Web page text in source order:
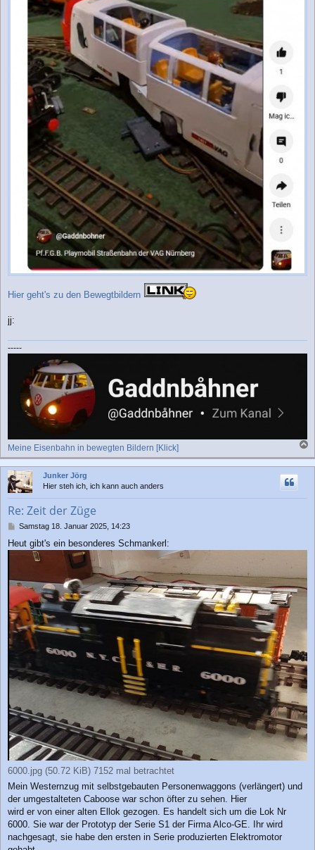
Hier geht's zu den Bewegtbildern
jj:
-----
Meine Eisenbahn in bewegten Bildern [Klick]
a
c
Junker Jörg
Hier steh ich, ich kann auch anders
Re: Zeit der Züge
B
i
a
g
Samstag 18. Januar 2025, 14:23
Heut gibt's ein besonderes Schmankerl:
6000.jpg (50.72 KiB) 7152 mal betrachtet
Mein Westernzug mit selbstgebauten Personenwaggons (verlängert) und
der umgestalteten Caboose war schon öfter zu sehen. Hier
wird er von einer alten Ellok gezogen. Es handelt sich um die Lok Nr
6000. Sie war der Prototyp der Serie S1 der Firma Alco-GE. Ihr wird
nachgesagt, sie habe den ersten in Serie produzierten Elektromotor